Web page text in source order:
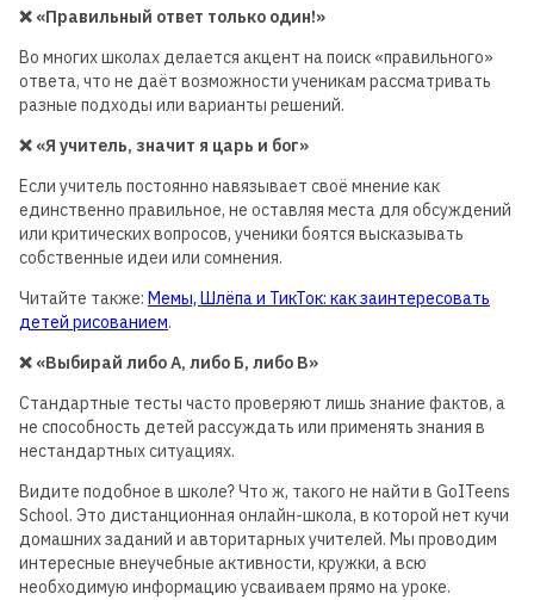
❌ «Правильный ответ только один!»
Во многих школах делается акцент на поиск «правильного»
ответа, что не даёт возможности ученикам рассматривать
разные подходы или варианты решений.
❌ «Я учитель, значит я царь и бог»
Если учитель постоянно навязывает своё мнение как
единственно правильное, не оставляя места для обсуждений
или критических вопросов, ученики боятся высказывать
собственные идеи или сомнения.
Читайте также: Мемы, Шлёпа и ТикТок: как заинтересовать
детей рисованием.
❌ «Выбирай либо А, либо Б, либо В»
Стандартные тесты часто проверяют лишь знание фактов, а
не способность детей рассуждать или применять знания в
нестандартных ситуациях.
Видите подобное в школе? Что ж, такого не найти в GoITeens
School. Это дистанционная онлайн-школа, в которой нет кучи
домашних заданий и авторитарных учителей. Мы проводим
интересные внеучебные активности, кружки, а всю
необходимую информацию усваиваем прямо на уроке.